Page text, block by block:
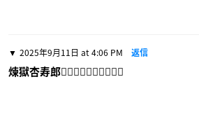
2025年9月11日 at 4:06 PM 返信
煉獄杏寿郎❤️‍🔥❤️‍🔥❤️‍🔥❤️‍🔥❤️‍🔥